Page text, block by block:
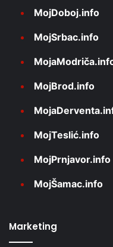
MojDoboj.info
MojSrbac.info
MojBrod.info
MojTeslić.info
MojPrnjavor.info
MojŠamac.info
Marketing